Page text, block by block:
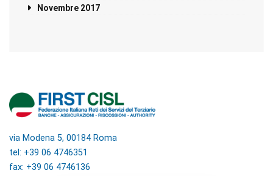
Novembre 2017
via Modena 5, 00184 Roma
tel: +39 06 4746351
fax: +39 06 4746136